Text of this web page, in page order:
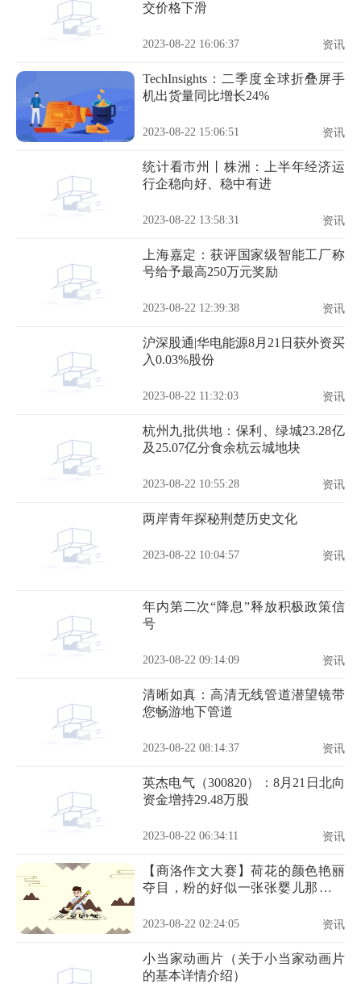
交价格下滑
2023-08-22 16:06:37 资讯
TechInsights：二季度全球折叠屏手
机出货量同比增长24%
2023-08-22 15:06:51 资讯
统计看市州丨株洲：上半年经济运
行企稳向好、稳中有进
2023-08-22 13:58:31 资讯
上海嘉定：获评国家级智能工厂称
号给予最高250万元奖励
2023-08-22 12:39:38 资讯
沪深股通|华电能源8月21日获外资买
入0.03%股份
2023-08-22 11:32:03 资讯
杭州九批供地：保利、绿城23.28亿
及25.07亿分食余杭云城地块
2023-08-22 10:55:28 资讯
两岸青年探秘荆楚历史文化
2023-08-22 10:04:57 资讯
年内第二次“降息”释放积极政策信
号
2023-08-22 09:14:09 资讯
清晰如真：高清无线管道潜望镜带
您畅游地下管道
2023-08-22 08:14:37 资讯
英杰电气（300820）：8月21日北向
资金增持29.48万股
2023-08-22 06:34:11 资讯
【商洛作文大赛】荷花的颜色艳丽
夺目，粉的好似一张张婴儿那可爱
2023-08-22 02:24:05 资讯
小当家动画片（关于小当家动画片
的基本详情介绍）